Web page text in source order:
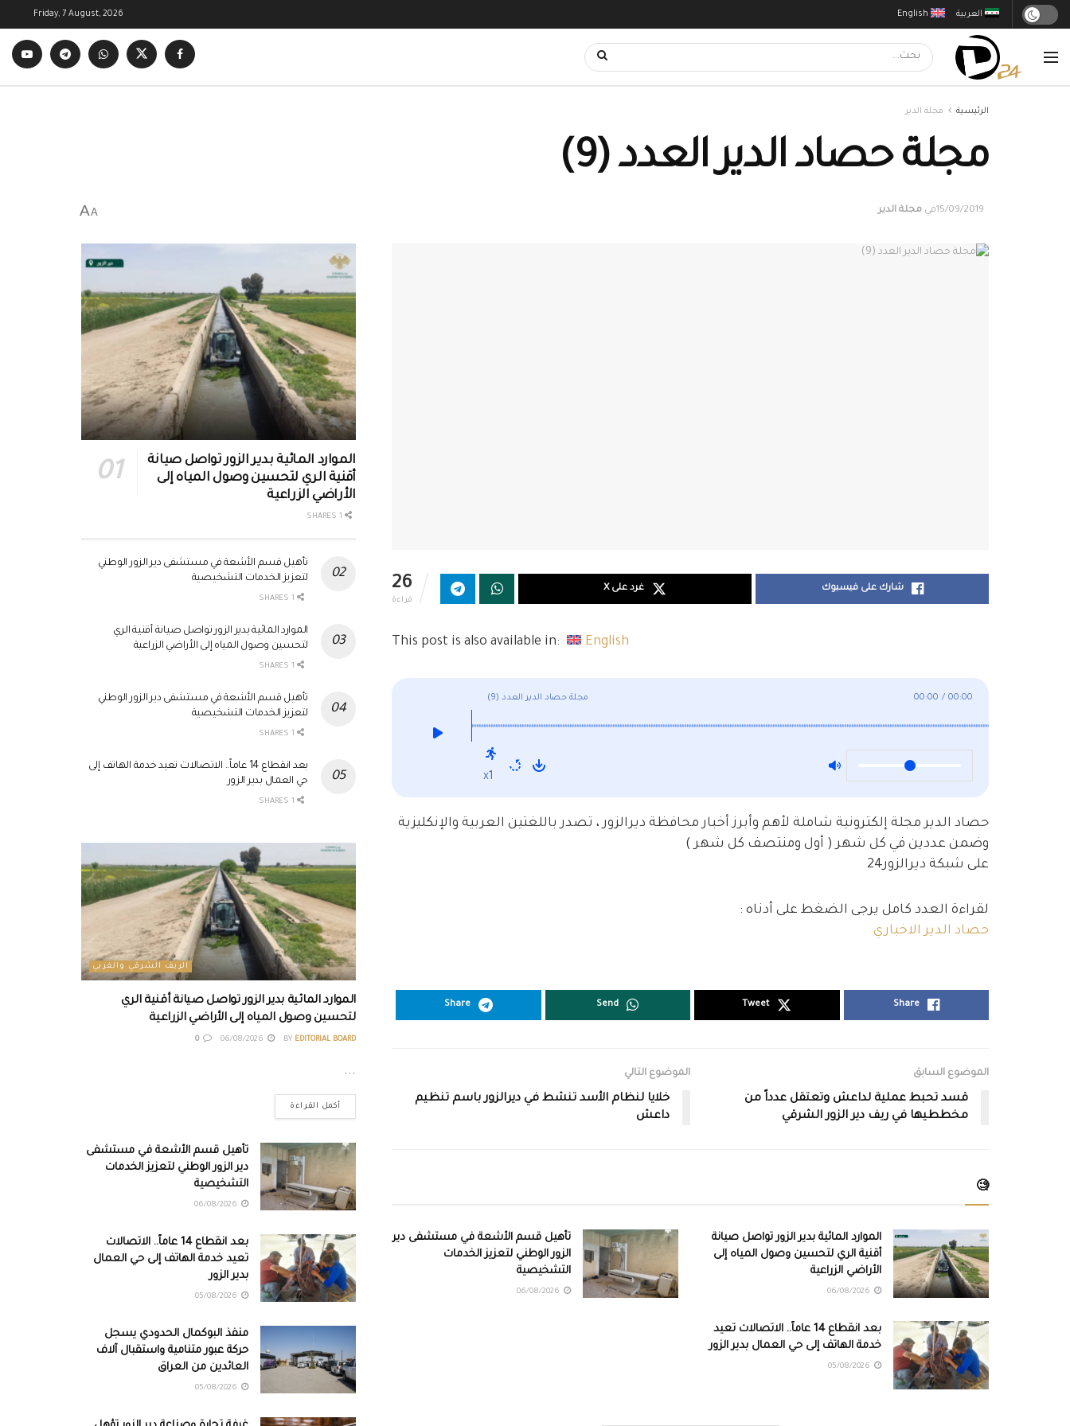
English العربية Friday, 7 August, 2026
الرئيسية مجلة الدير
مجلة حصاد الدير العدد (9)
15/09/2019 في مجلة الدير A
A
26
قراءة
شارك على فيسبوك غرد على X
This post is also available in: English
مجلة حصاد الدير العدد (9) 00:00 / 00:00
x1
حصاد الدير مجلة إلكترونية شاملة لأهم وأبرز أخبار محافظة ديرالزور ، تصدر باللغتين العربية والإنكليزية
وضمن عددين في كل شهر ( أول ومنتصف كل شهر )
على شبكة ديرالزور24
لقراءة العدد كامل يرجى الضغط على أدناه :
حصاد الدير الاخباري
Share
Tweet
Send
Share
الموضوع السابق
قسد تحبط عملية لداعش وتعتقل عدداً من
مخططيها في ريف دير الزور الشرقي
الموضوع التالي
خلايا لنظام الأسد تنشط في ديرالزور باسم تنظيم
داعش
🧐
الموارد المائية بدير الزور تواصل صيانة
أقنية الري لتحسين وصول المياه إلى
الأراضي الزراعية
تأهيل قسم الأشعة في مستشفى دير
الزور الوطني لتعزيز الخدمات
التشخيصية
بعد انقطاع 14 عاماً.. الاتصالات تعيد
خدمة الهاتف إلى حي العمال بدير الزور
الموارد المائية بدير الزور تواصل صيانة
أقنية الري لتحسين وصول المياه إلى
الأراضي الزراعية
تأهيل قسم الأشعة في مستشفى دير الزور الوطني
لتعزيز الخدمات التشخيصية
الموارد المائية بدير الزور تواصل صيانة أقنية الري
لتحسين وصول المياه إلى الأراضي الزراعية
تأهيل قسم الأشعة في مستشفى دير الزور الوطني
لتعزيز الخدمات التشخيصية
بعد انقطاع 14 عاماً.. الاتصالات تعيد خدمة الهاتف إلى
حي العمال بدير الزور
الريف الشرقي والغربي
الموارد المائية بدير الزور تواصل صيانة أقنية الري
لتحسين وصول المياه إلى الأراضي الزراعية
BY EDITORIAL BOARD
0
...
أكمل القراءة
تأهيل قسم الأشعة في مستشفى
دير الزور الوطني لتعزيز الخدمات
التشخيصية
بعد انقطاع 14 عاماً.. الاتصالات
تعيد خدمة الهاتف إلى حي العمال
بدير الزور
منفذ البوكمال الحدودي يسجل
حركة عبور متنامية واستقبال آلاف
العائدين من العراق